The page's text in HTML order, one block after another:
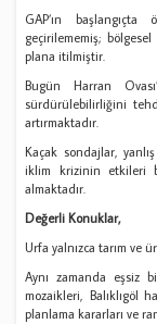
GAP’ın
geçirilememiş;
plana itilmiştir.
Bugün Harran
sürdürülebilirliğini
artırmaktadır.
Kaçak sondajlar,
iklim krizinin etkileri
almaktadır.
Değerli Konuklar,
Urfa yalnızca tarım ve
Aynı zamanda eşsiz
mozaikleri, Balıklıgöl
planlama kararları ve